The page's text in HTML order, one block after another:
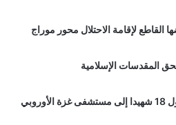
القاطع لإقامة الاحتلال محور موراج
بحق المقدسات الإسلامية
الاحتلال يواصل جرائمه.. وصول 18 شهيدا إلى مستشفى غزة الأوروبي